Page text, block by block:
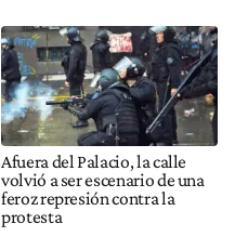
Afuera del Palacio, la calle
volvió a ser escenario de una
feroz represión contra la
protesta